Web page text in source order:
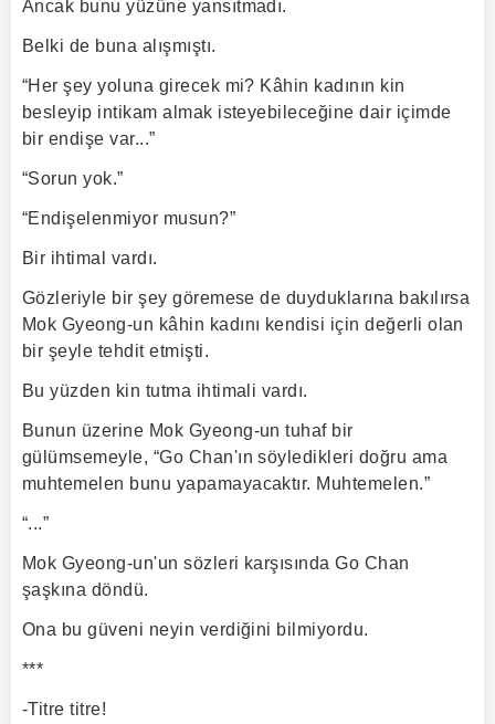
Ancak bunu yüzüne yansıtmadı.
Belki de buna alışmıştı.
“Her şey yoluna girecek mi? Kâhin kadının kin
besleyip intikam almak isteyebileceğine dair içimde
bir endişe var...”
“Sorun yok.”
“Endişelenmiyor musun?”
Bir ihtimal vardı.
Gözleriyle bir şey göremese de duyduklarına bakılırsa
Mok Gyeong-un kâhin kadını kendisi için değerli olan
bir şeyle tehdit etmişti.
Bu yüzden kin tutma ihtimali vardı.
Bunun üzerine Mok Gyeong-un tuhaf bir
gülümsemeyle, “Go Chan'ın söyledikleri doğru ama
muhtemelen bunu yapamayacaktır. Muhtemelen.”
“...”
Mok Gyeong-un'un sözleri karşısında Go Chan
şaşkına döndü.
Ona bu güveni neyin verdiğini bilmiyordu.
***
-Titre titre!